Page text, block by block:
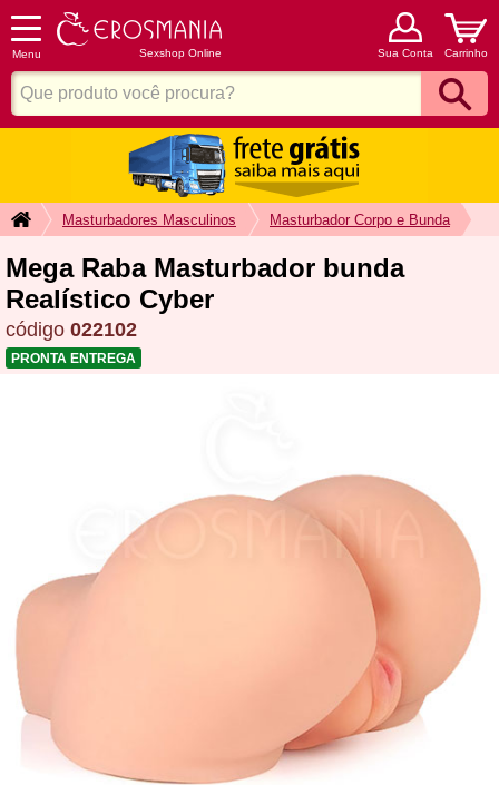
Menu Sexshop Online Sua Conta Carrinho
Masturbadores Masculinos Masturbador Corpo e Bunda
Mega Raba Masturbador bunda
Realístico Cyber
código 022102
PRONTA ENTREGA